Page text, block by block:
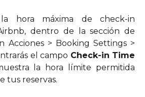
hora máxima de check-in
dentro de la sección de
Acciones > Booking Settings >
el campo Check-in Time
la hora límite permitida
tus reservas.